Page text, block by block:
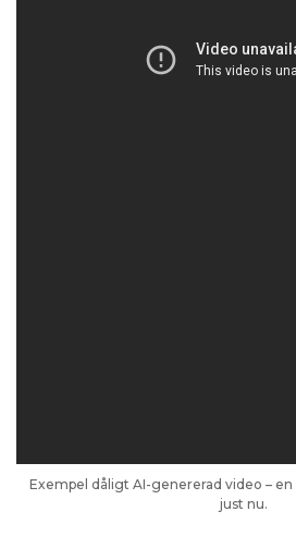
Exempel dåligt AI-genererad video – en
just nu.